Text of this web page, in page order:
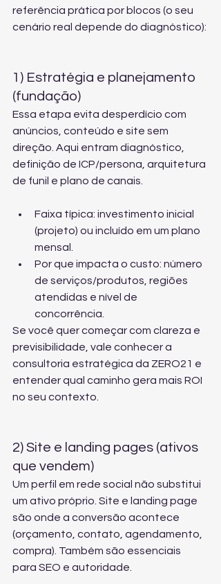
referência prática por blocos (o seu
cenário real depende do diagnóstico):
1) Estratégia e planejamento
(fundação)
Essa etapa evita desperdício com
anúncios, conteúdo e site sem
direção. Aqui entram diagnóstico,
definição de ICP/persona, arquitetura
de funil e plano de canais.
Faixa típica: investimento inicial
(projeto) ou incluído em um plano
mensal.
Por que impacta o custo: número
de serviços/produtos, regiões
atendidas e nível de
concorrência.
Se você quer começar com clareza e
previsibilidade, vale conhecer a
consultoria estratégica da ZERO21 e
entender qual caminho gera mais ROI
no seu contexto.
2) Site e landing pages (ativos
que vendem)
Um perfil em rede social não substitui
um ativo próprio. Site e landing page
são onde a conversão acontece
(orçamento, contato, agendamento,
compra). Também são essenciais
para SEO e autoridade.